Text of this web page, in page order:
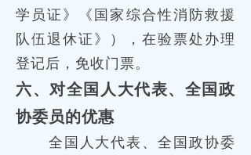
学员证》《国家综合性消防救援
队伍退休证》），在验票处办理
登记后，免收门票。
六、对全国人大代表、全国政
协委员的优惠
全国人大代表、全国政协委